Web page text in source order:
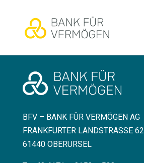
BFV – BANK FÜR VERMÖGEN AG
FRANKFURTER LANDSTRASSE 62 A
61440 OBERURSEL